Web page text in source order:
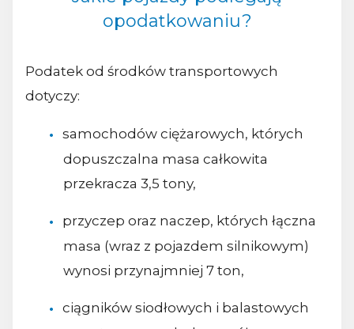
opodatkowaniu?
Podatek od środków transportowych
dotyczy:
samochodów ciężarowych, których
dopuszczalna masa całkowita
przekracza 3,5 tony,
przyczep oraz naczep, których łączna
masa (wraz z pojazdem silnikowym)
wynosi przynajmniej 7 ton,
ciągników siodłowych i balastowych